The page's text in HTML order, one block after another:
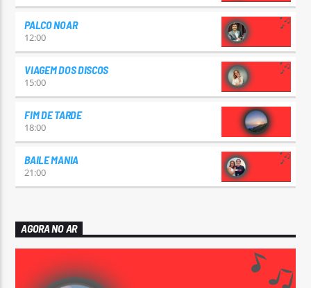
PALCO NOAR
12:00
VIAGEM DOS DISCOS
15:00
FIM DE TARDE
18:00
BAILE MANIA
21:00
AGORA NO AR